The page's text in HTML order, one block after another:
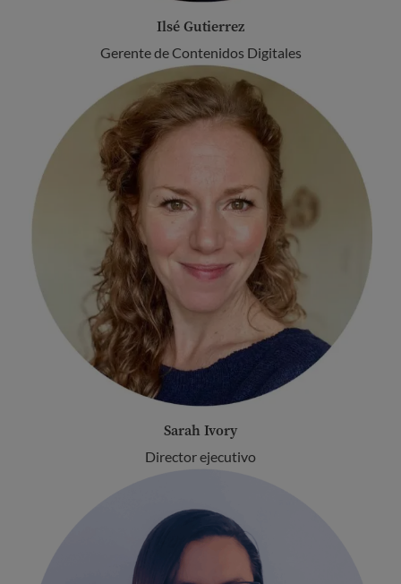
Ilsé Gutierrez
Gerente de Contenidos Digitales
Sarah Ivory
Director ejecutivo